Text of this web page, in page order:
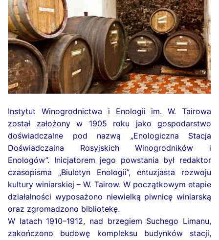
Instytut Winogrodnictwa i Enologii im. W. Tairowa
został założony w 1905 roku jako gospodarstwo
doświadczalne pod nazwą „Enologiczna Stacja
Doświadczalna Rosyjskich Winogrodników i
Enologów”. Inicjatorem jego powstania był redaktor
czasopisma „Biuletyn Enologii”, entuzjasta rozwoju
kultury winiarskiej – W. Tairow. W początkowym etapie
działalności wyposażono niewielką piwnicę winiarską
oraz zgromadzono bibliotekę.
W latach 1910–1912, nad brzegiem Suchego Limanu,
zakończono budowę kompleksu budynków stacji,